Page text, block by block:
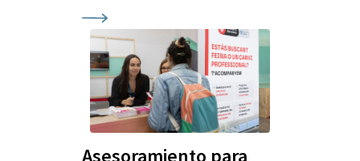
Asesoramiento para